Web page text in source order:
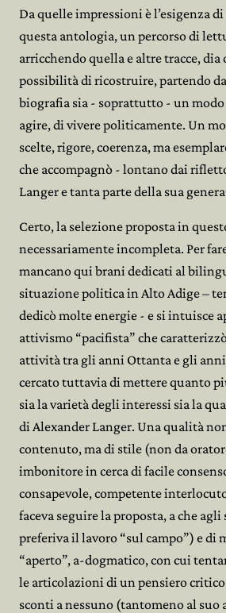
Da quelle impressioni è l’esigenza
questa antologia, un percorso di
arricchendo quella e altre tracce,
possibilità di ricostruire, partendo
biografia sia - soprattutto - un
agire, di vivere politicamente. Un
scelte, rigore, coerenza, ma
che accompagnò - lontano dai
Langer e tanta parte della sua
Certo, la selezione proposta in
necessariamente incompleta. Per
mancano qui brani dedicati al
situazione politica in Alto Adige –
dedicò molte energie - e si intuisce
attivismo “pacifista” che
attività tra gli anni Ottanta e gli
cercato tuttavia di mettere quanto
sia la varietà degli interessi sia la
di Alexander Langer. Una qualità
contenuto, ma di stile (non da
imbonitore in cerca di facile
consapevole, competente
faceva seguire la proposta, a che
preferiva il lavoro “sul campo”) e di
“aperto”, a-dogmatico, con cui
le articolazioni di un pensiero critico
sconti a nessuno (tantomeno al suo